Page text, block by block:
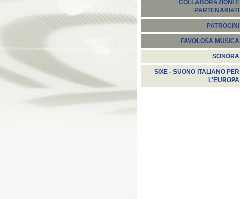
COLLABORAZIONI E
PARTENARIATI
PATROCINI
FAVOLOSA MUSICA
SONORA
SIXE - SUONO ITALIANO PER
L'EUROPA